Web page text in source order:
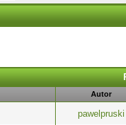
Autor
pawelpruski